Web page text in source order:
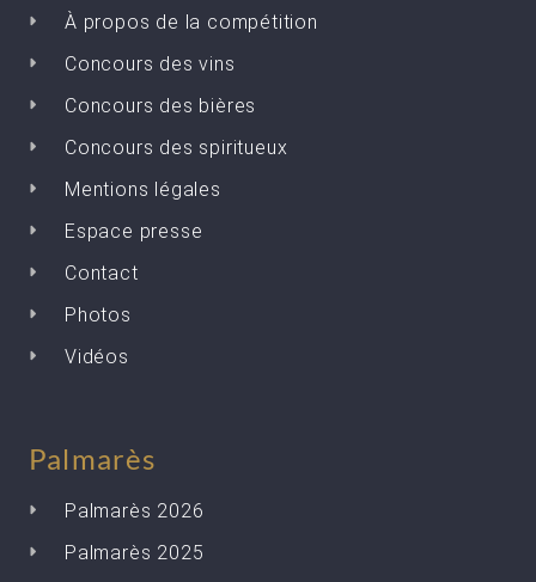
À propos de la compétition
Concours des vins
Concours des bières
Concours des spiritueux
Mentions légales
Espace presse
Contact
Photos
Vidéos
Palmarès
Palmarès 2026
Palmarès 2025